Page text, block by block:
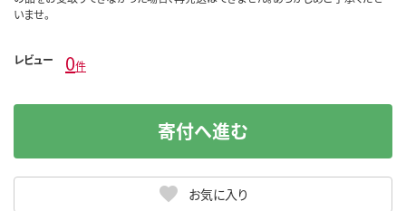
いませ。
レビュー 0件
お気に入り
寄付へ進む